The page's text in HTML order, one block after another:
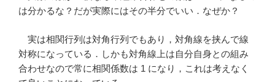
は分かるな？だが実際にはその半分でいい．なぜか？
実は相関行列は対角行列でもあり，対角線を挟んで線
対称になっている．しかも対角線上は自分自身との組み
合わせなので常に相関係数は 1 になり，これは考えなく